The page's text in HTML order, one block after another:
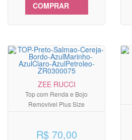
COMPRAR
ZEE RUCCI
Top com Renda e Bojo
Removível Plus Size
R$ 70,00